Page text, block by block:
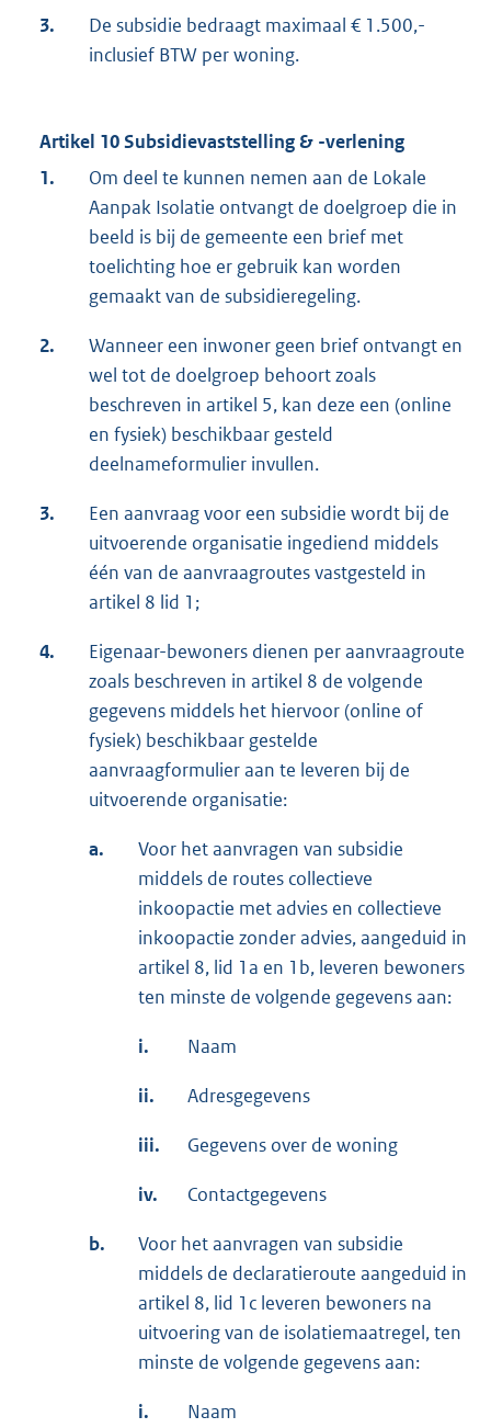
3.
De subsidie bedraagt maximaal € 1.500,-
inclusief BTW per woning.
Artikel 10 Subsidievaststelling & -verlening
1.
Om deel te kunnen nemen aan de Lokale
Aanpak Isolatie ontvangt de doelgroep die in
beeld is bij de gemeente een brief met
toelichting hoe er gebruik kan worden
gemaakt van de subsidieregeling.
2.
Wanneer een inwoner geen brief ontvangt en
wel tot de doelgroep behoort zoals
beschreven in artikel 5, kan deze een (online
en fysiek) beschikbaar gesteld
deelnameformulier invullen.
3.
Een aanvraag voor een subsidie wordt bij de
uitvoerende organisatie ingediend middels
één van de aanvraagroutes vastgesteld in
artikel 8 lid 1;
4.
Eigenaar-bewoners dienen per aanvraagroute
zoals beschreven in artikel 8 de volgende
gegevens middels het hiervoor (online of
fysiek) beschikbaar gestelde
aanvraagformulier aan te leveren bij de
uitvoerende organisatie:
a.
Voor het aanvragen van subsidie
middels de routes collectieve
inkoopactie met advies en collectieve
inkoopactie zonder advies, aangeduid in
artikel 8, lid 1a en 1b, leveren bewoners
ten minste de volgende gegevens aan:
i. Naam
ii. Adresgegevens
iii. Gegevens over de woning
iv. Contactgegevens
b.
Voor het aanvragen van subsidie
middels de declaratieroute aangeduid in
artikel 8, lid 1c leveren bewoners na
uitvoering van de isolatiemaatregel, ten
minste de volgende gegevens aan:
i. Naam